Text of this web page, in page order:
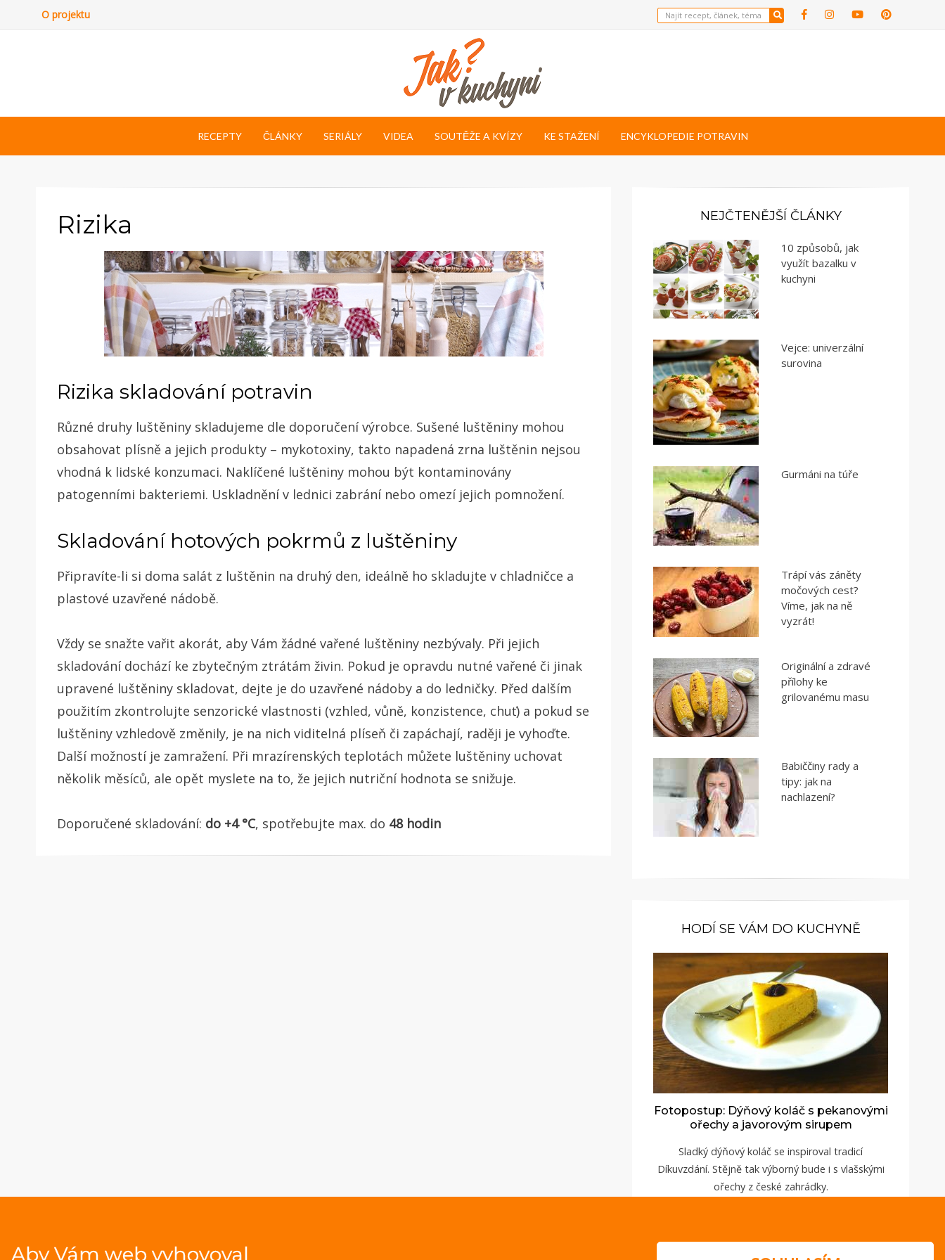
O projektu
RECEPTY ČLÁNKY SERIÁLY VIDEA SOUTĚŽE A KVÍZY KE STAŽENÍ ENCYKLOPEDIE POTRAVIN
Rizika
Rizika skladování potravin
Různé druhy luštěniny skladujeme dle doporučení výrobce. Sušené luštěniny mohou
obsahovat plísně a jejich produkty – mykotoxiny, takto napadená zrna luštěnin nejsou
vhodná k lidské konzumaci. Naklíčené luštěniny mohou být kontaminovány
patogenními bakteriemi. Uskladnění v lednici zabrání nebo omezí jejich pomnožení.
Skladování hotových pokrmů z luštěniny
Připravíte-li si doma salát z luštěnin na druhý den, ideálně ho skladujte v chladničce a
plastové uzavřené nádobě.
Vždy se snažte vařit akorát, aby Vám žádné vařené luštěniny nezbývaly. Při jejich
skladování dochází ke zbytečným ztrátám živin. Pokud je opravdu nutné vařené či jinak
upravené luštěniny skladovat, dejte je do uzavřené nádoby a do ledničky. Před dalším
použitím zkontrolujte senzorické vlastnosti (vzhled, vůně, konzistence, chuť) a pokud se
luštěniny vzhledově změnily, je na nich viditelná plíseň či zapáchají, raději je vyhoďte.
Další možností je zamražení. Při mrazírenských teplotách můžete luštěniny uchovat
několik měsíců, ale opět myslete na to, že jejich nutriční hodnota se snižuje.
Doporučené skladování: do +4 °C, spotřebujte max. do 48 hodin
NEJČTENĚJŠÍ ČLÁNKY
10 způsobů, jak
využít bazalku v
kuchyni
Vejce: univerzální
surovina
Gurmáni na túře
Trápí vás záněty
močových cest?
Víme, jak na ně
vyzrát!
Originální a zdravé
přílohy ke
grilovanému masu
Babiččiny rady a
tipy: jak na
nachlazení?
HODÍ SE VÁM DO KUCHYNĚ
Fotopostup: Dýňový koláč s pekanovými
ořechy a javorovým sirupem
Sladký dýňový koláč se inspiroval tradicí
Díkuvzdání. Stějně tak výborný bude i s vlašskými
ořechy z české zahrádky.
Aby Vám web vyhovoval